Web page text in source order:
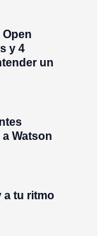
Open
y 4
un
Watson
a tu ritmo